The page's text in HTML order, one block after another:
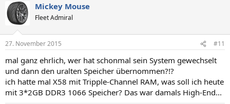
Mickey Mouse
Fleet Admiral
27. November 2015 #11
mal ganz ehrlich, wer hat schonmal sein System gewechselt
und dann den uralten Speicher übernommen?!?
ich hatte mal X58 mit Tripple-Channel RAM, was soll ich heute
mit 3*2GB DDR3 1066 Speicher? Das war damals High-End...